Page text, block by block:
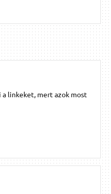
linkeket, mert azok most